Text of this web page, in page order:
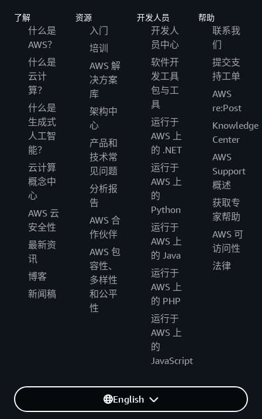
了解
什么是
AWS？
什么是
云计
算？
什么是
生成式
人工智
能？
云计算
概念中
心
AWS 云
安全性
最新资
讯
博客
新闻稿
资源
入门
培训
AWS 解
决方案
库
架构中
心
产品和
技术常
见问题
分析报
告
AWS 合
作伙伴
AWS 包
容性、
多样性
和公平
性
开发人员
开发人
员中心
软件开
发工具
包与工
具
运行于
AWS 上
的 .NET
运行于
AWS 上
的
Python
运行于
AWS 上
的 Java
运行于
AWS 上
的 PHP
运行于
AWS 上
的
JavaScript
帮助
联系我
们
提交支
持工单
AWS
re:Post
Knowledge
Center
AWS
Support
概述
获取专
家帮助
AWS 可
访问性
法律
English